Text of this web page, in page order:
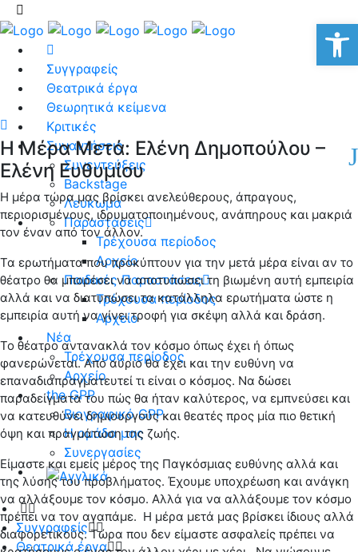
Συγγραφείς
Θεατρικά έργα
Θεωρητικά κείμενα
Κριτικές
Συναντήσεις
Συνεντεύξεις
Backstage
Λεύκωμα
Παραστάσεις
Τρέχουσα περίοδος
Αρχείο
Παιδικές Παραστάσεις
Τρέχουσα περίοδος
Αρχείο
Νέα
Τρέχουσα περίοδος
Αρχείο
the GPP
Βιογραφικό GPP
Η ομάδα μας
Συνεργασίες
Συγγραφείς
Θεατρικά έργα
H Μέρα Μετά: Ελένη Δημοπούλου –
Ελένη Ευθυμίου
Η μέρα τώρα μας βρίσκει ανελεύθερους, άπραγους,
περιορισμένους, ιδρυματοποιημένους, ανάπηρους και μακριά
τον έναν από τον άλλον.
Τα ερωτήματα που προκύπτουν για την μετά μέρα είναι αν το
θέατρο θα μπορέσει να αποτυπώσει τη βιωμένη αυτή εμπειρία
αλλά και να διατυπώσει τα κατάλληλα ερωτήματα ώστε η
εμπειρία αυτή να γίνει τροφή για σκέψη αλλά και δράση.
Το θέατρο αντανακλά τον κόσμο όπως έχει ή όπως
φανερώνεται. Από αύριο θα έχει και την ευθύνη να
επαναδιαπραγματευτεί τι είναι ο κόσμος. Να δώσει
παραδείγματα του πώς θα ήταν καλύτερος, να εμπνεύσει και
να κατευθύνει δημιουργούς και θεατές προς μία πιο θετική
όψη και πραγμάτωση της ζωής.
Είμαστε και εμείς μέρος της Παγκόσμιας ευθύνης αλλά και
της λύσης του προβλήματος. Έχουμε υποχρέωση και ανάγκη
να αλλάξουμε τον κόσμο. Αλλά για να αλλάξουμε τον κόσμο
πρέπει να τον αγαπάμε. Η μέρα μετά μας βρίσκει ίδιους αλλά
διαφορετικούς. Τώρα που δεν είμαστε ασφαλείς πρέπει να